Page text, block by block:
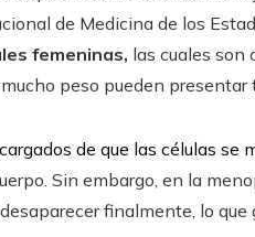
de Medicina de los
femeninas, las cuales son
peso pueden
de que las células
Sin embargo, en la
finalmente, lo